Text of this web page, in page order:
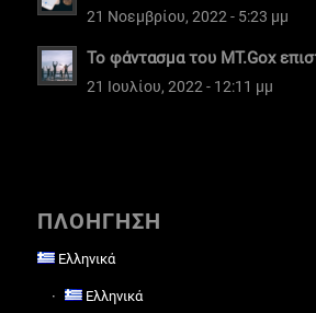
21 Νοεμβρίου, 2022 - 5:23 μμ
Το φάντασμα του MT.Gox
21 Ιουλίου, 2022 - 12:11 μμ
ΠΛΟΗΓΗΣΗ
Ελληνικά
Ελληνικά